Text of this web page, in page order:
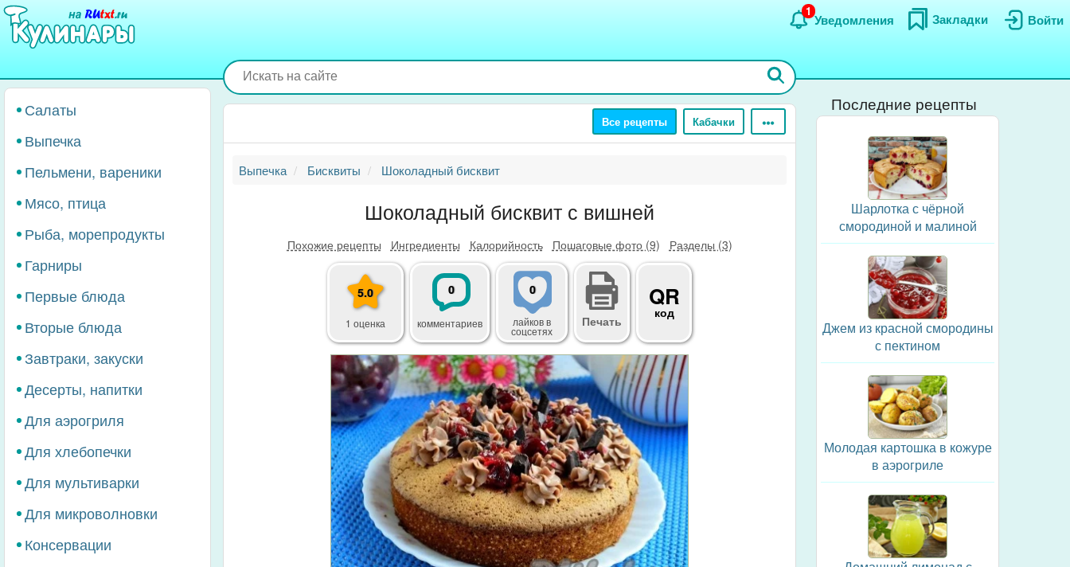
Перейти
основному
Войти
Закладки
Уведомления
1
Салаты
Выпечка
Пельмени, вареники
Мясо, птица
Рыба, морепродукты
Гарниры
Первые блюда
Вторые блюда
Завтраки, закуски
Десерты, напитки
Для аэрогриля
Для хлебопечки
Для мультиварки
Для микроволновки
Консервации
Все рецепты Кабачки
Выпечка Бисквиты Шоколадный бисквит
Шоколадный бисквит с вишней
Похожие рецепты Ингредиенты Калорийность Пошаговые фото (9) Разделы (3)
5.0
1 оценка
0
комментариев
0
лайковв
соцсетях
Печать
QR
код
Последние рецепты
Шарлотка с чёрной
смородиной и малиной
Джем из красной смородины
с пектином
Молодая картошка в кожуре
в аэрогриле